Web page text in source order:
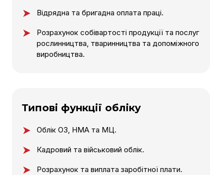
Відрядна та бригадна оплата праці.
Розрахунок собівартості продукції та послуг
рослинництва, тваринництва та допоміжного
виробництва.
Типові функції обліку
Облік ОЗ, НМА та МЦ.
Кадровий та військовий облік.
Розрахунок та виплата заробітної плати.